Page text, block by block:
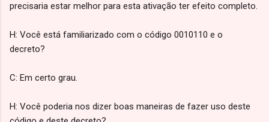
precisaria estar melhor para esta ativação ter efeito completo.
H: Você está familiarizado com o código 0010110 e o
decreto?
C: Em certo grau.
H: Você poderia nos dizer boas maneiras de fazer uso deste